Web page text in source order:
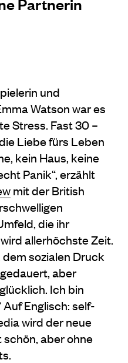
und
Watson war es
Stress. Fast 30 –
Liebe fürs Leben
kein Haus, keine
Panik“, erzählt
mit der British
die ihr
allerhöchste Zeit.
sozialen Druck
aber
Ich bin
Auf Englisch: self-
wird der neue
aber ohne